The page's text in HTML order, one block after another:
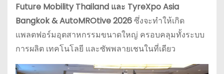
Future Mobility Thailand และ TyreXpo Asia
Bangkok & AutoMROtive 2026ซึ่งจะทำให้เกิด
แพลตฟอร์มอุตสาหกรรมขนาดใหญ่ ครอบคลุมทั้งระบบ
การผลิต เทคโนโลยี และซัพพลายเชนในที่เดียว